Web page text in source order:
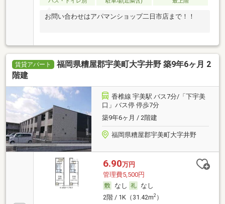
お問い合わせはアパマンショップ二日市店まで！！
賃貸アパート
福岡県糟屋郡宇美町大字井野 築9年6ヶ月 2
階建
香椎線 宇美駅 バス7分/「下宇美
口」バス停 停歩7分
築9年6ヶ月 / 2階建
福岡県糟屋郡宇美町大字井野
6.90万円
管理費5,500円
なし
なし
2階 / 1K（31.42m2）